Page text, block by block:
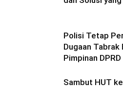
Polisi Tetap
Dugaan
Pimpinan
Sambut HUT